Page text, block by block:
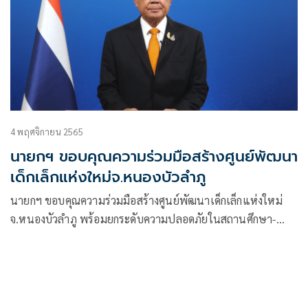
4 พฤศจิกายน 2565
นายกฯ ขอบคุณความร่วมมือสร้างศูนย์พัฒนา
เด็กเล็กแห่งใหม่จ.หนองบัวลำภู
นายกฯ ขอบคุณความร่วมมือสร้างศูนย์พัฒนาเด็กเล็กแห่งใหม่
จ.หนองบัวลำภู พร้อมยกระดับความปลอดภัยในสถานศึกษา-